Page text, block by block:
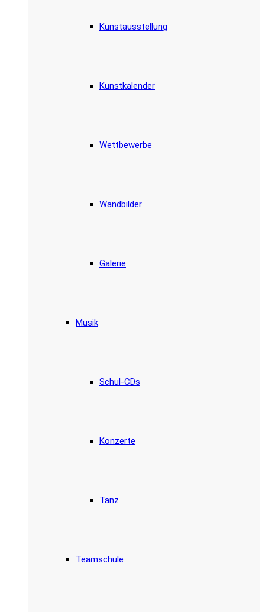
Kunstausstellung
Kunstkalender
Wettbewerbe
Wandbilder
Galerie
Musik
Schul-CDs
Konzerte
Tanz
Teamschule